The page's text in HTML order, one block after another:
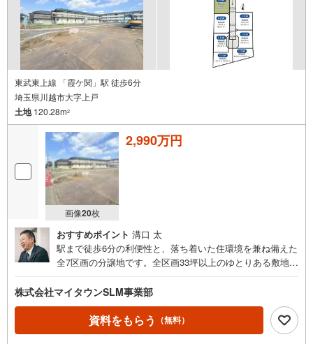
東武東上線 「霞ケ関」駅 徒歩6分
埼玉県川越市大字上戸
土地120.28m2
画像20枚
2,990万円
おすすめポイント 溝口 太
駅まで徒歩6分の利便性と、落ち着いた住環境を兼ね備えた
全7区画の分譲地です。全区画33坪以上のゆとりある敷地
いづくりをお楽しみいただけます。小学校やスーパーが徒
歩10分以内に揃い、子育て世代にもおすすめのロケーショ
ン。現地の陽当たりや街並みをぜひご覧ください。ぜひ
「現地見学（無料）」をクリックして、ご確認ください！
株式会社マイタウンSLM事業部
資料をもらう （無料）